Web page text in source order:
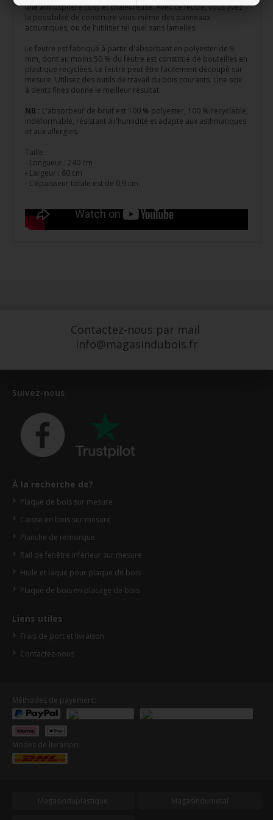
une atmosphère cosy et chaleureuse. Avec ce feutre, vous avez
la possibilité de construire vous-même des panneaux
acoustiques, ou de l'utiliser tel quel sans lamelles.
Le feutre est fabriqué à partir d'absorbant en polyester de 9
mm, dont au moins 50 % du feutre est constitué de bouteilles en
plastique recyclées. Le feutre peut être facilement découpé sur
mesure. Utilisez des outils de travail du bois courants. Une scie
à dents fines donne le meilleur résultat.
NB : L'absorbeur de bruit est 100 % polyester, 100 % recyclable,
indéformable, résistant à l'humidité et adapté aux asthmatiques
et aux allergies.
Taille :
- Longueur : 240 cm
- Largeur : 60 cm
- L'épaisseur totale est de 0,9 cm.
Contactez-nous par mail
info@magasindubois.fr
Suivez-nous
À la recherche de?
Plaque de bois sur mesure
Caisse en bois sur mesure
Planche de remorque
Rail de fenêtre inférieur sur mesure
Huile et laque pour plaque de bois
Plaque de bois en placage de bois
Liens utiles
Frais de port et livraison
Contactez-nous
Méthodes de payement:
Modes de livraison:
Magasinduplastique Magasindumetal